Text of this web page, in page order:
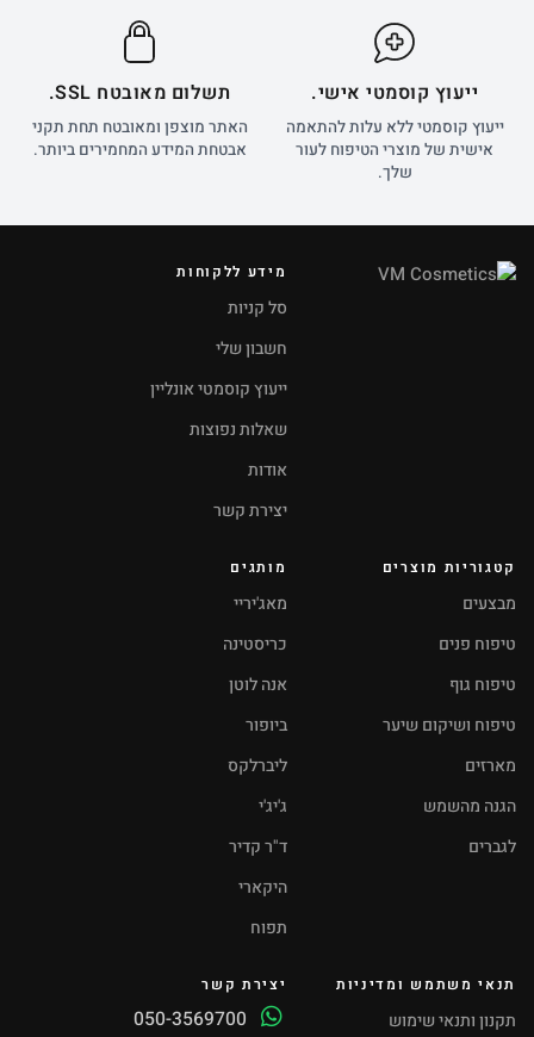
ייעוץ קוסמטי אישי.
ייעוץ קוסמטי ללא עלות להתאמה
אישית של מוצרי הטיפוח לעור
שלך.
תשלום מאובטח SSL.
האתר מוצפן ומאובטח תחת תקני
אבטחת המידע המחמירים ביותר.
מידע ללקוחות
סל קניות
חשבון שלי
ייעוץ קוסמטי אונליין
שאלות נפוצות
אודות
יצירת קשר
קטגוריות מוצרים
מבצעים
טיפוח פנים
טיפוח גוף
טיפוח ושיקום שיער
מארזים
הגנה מהשמש
לגברים
מותגים
מאג'יריי
כריסטינה
אנה לוטן
ביופור
ליברלקס
ג'יג'י
ד"ר קדיר
היקארי
תפוח
תנאי משתמש ומדיניות
תקנון ותנאי שימוש
יצירת קשר